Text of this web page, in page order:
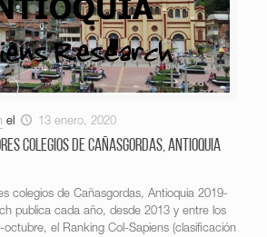
el 13 enero, 2020
colegios de Cañasgordas, Antioquia
colegios de Cañasgordas, Antioquia 2019-
publica cada año, desde 2013 y entre los
el Ranking Col-Sapiens (clasificación